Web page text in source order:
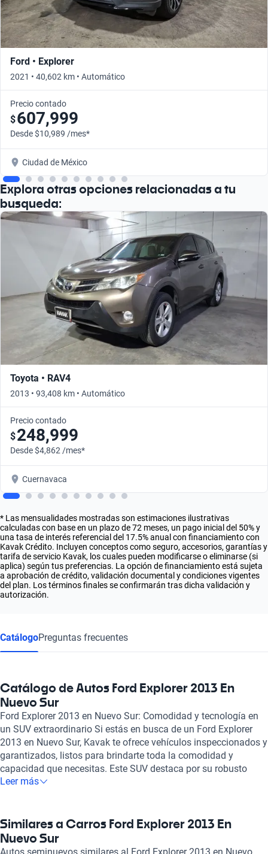
Ford • Explorer
2021 • 40,602 km • Automático
Precio contado
$607,999
Desde $10,989 /mes*
Ciudad de México
Explora otras opciones relacionadas a tu
busqueda:
Toyota • RAV4
2013 • 93,408 km • Automático
Precio contado
$248,999
Desde $4,862 /mes*
Cuernavaca
* Las mensualidades mostradas son estimaciones ilustrativas
calculadas con base en un plazo de 72 meses, un pago inicial del 50% y
una tasa de interés referencial del 17.5% anual con financiamiento con
Kavak Crédito. Incluyen conceptos como seguro, accesorios, garantías y
tarifa de servicio Kavak, los cuales pueden modificarse o eliminarse (si
aplica) según tus preferencias. La opción de financiamiento está sujeta
a aprobación de crédito, validación documental y condiciones vigentes
del plan. Los términos finales se confirmarán tras dicha validación y
autorización.
CatálogoPreguntas frecuentes
Catálogo de Autos Ford Explorer 2013 En
Nuevo Sur
Ford Explorer 2013 en Nuevo Sur: Comodidad y tecnología en
un SUV extraordinario Si estás en busca de un Ford Explorer
2013 en Nuevo Sur, Kavak te ofrece vehículos inspeccionados y
garantizados, listos para brindarte toda la comodidad y
capacidad que necesitas. Este SUV destaca por su robusto
motor de 3.5 litros y seis cilindros, capaz de generar hasta 290
Explorer 2013 no solo es potente, sino que también es eficiente,
con un consumo de combustible que oscila entre 9.0 y 9.6 litros
cada 100 kilómetros, asegurando así un equilibrio entre ahorro
Leer más
Similares a Carros Ford Explorer 2013 En
Nuevo Sur